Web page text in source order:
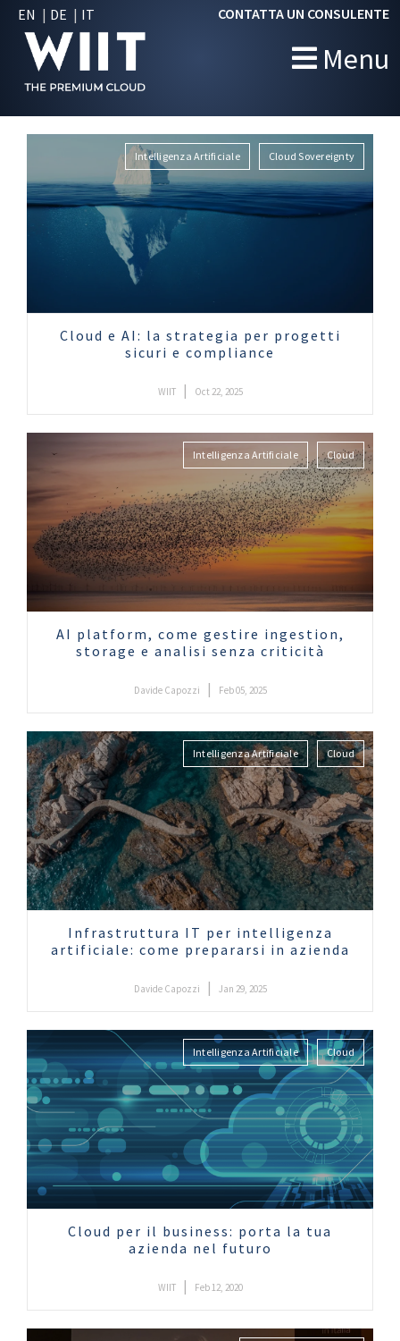
EN DE IT
Menu
CONTATTA UN CONSULENTE
Intelligenza Artificiale Cloud Sovereignty
Cloud e AI: la strategia per progetti
sicuri e compliance
WIIT | Oct 22, 2025
Intelligenza Artificiale Cloud
AI platform, come gestire ingestion,
storage e analisi senza criticità
Davide Capozzi | Feb 05, 2025
Intelligenza Artificiale Cloud
Infrastruttura IT per intelligenza
artificiale: come prepararsi in azienda
Davide Capozzi | Jan 29, 2025
Intelligenza Artificiale Cloud
Cloud per il business: porta la tua
azienda nel futuro
WIIT | Feb 12, 2020